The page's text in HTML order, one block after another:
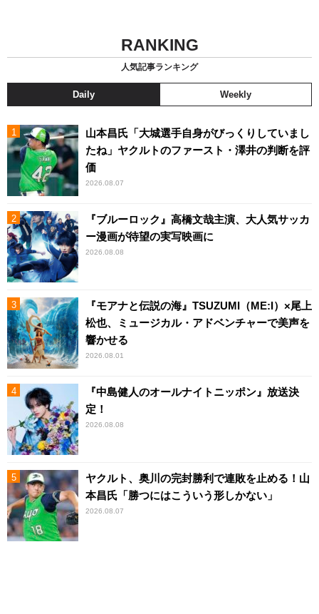
RANKING
人気記事ランキング
Daily Weekly
山本昌氏「大城選手自身がびっくりしていまし
たね」ヤクルトのファースト・澤井の判断を評
価
2026.08.07
『ブルーロック』高橋文哉主演、大人気サッカ
ー漫画が待望の実写映画に
2026.08.08
『モアナと伝説の海』TSUZUMI（ME:I）×尾上
松也、ミュージカル・アドベンチャーで美声を
響かせる
2026.08.01
『中島健人のオールナイトニッポン』放送決
定！
2026.08.08
ヤクルト、奥川の完封勝利で連敗を止める！山
本昌氏「勝つにはこういう形しかない」
2026.08.07